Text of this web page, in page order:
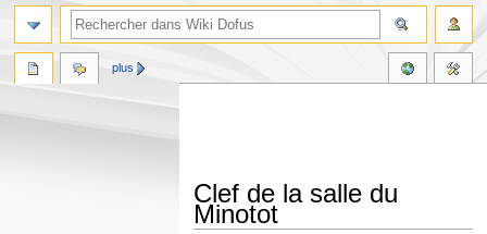
Clef de la salle du
Minotot
plus